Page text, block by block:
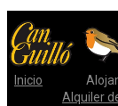
Inicio
Alquiler